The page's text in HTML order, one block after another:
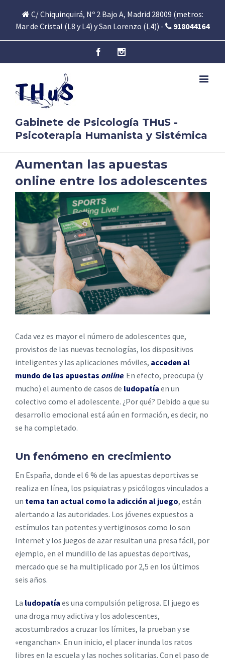
C/ Chiquinquirá, Nº 2 Bajo A, Madrid 28009 (metros:
Mar de Cristal (L8 y L4) y San Lorenzo (L4)) -
918044164
Facebook
Gabinete de Psicología THuS -
Psicoterapia Humanista y Sistémica
Aumentan las apuestas
online entre los adolescentes
View
Larger
Image
Cada vez es mayor el número de adolescentes que,
provistos de las nuevas tecnologías, los dispositivos
inteligentes y las aplicaciones móviles, acceden al
mundo de las apuestas online. En efecto, preocupa (y
mucho) el aumento de casos de ludopatía en un
colectivo como el adolescente. ¿Por qué? Debido a que su
desarrollo emocional está aún en formación, es decir, no
se ha completado.
Un fenómeno en crecimiento
En España, donde el 6 % de las apuestas deportivas se
realiza en línea, los psiquiatras y psicólogos vinculados a
un tema tan actual como la adicción al juego, están
alertando a las autoridades. Los jóvenes expuestos a
estímulos tan potentes y vertiginosos como lo son
Internet y los juegos de azar resultan una presa fácil, por
ejemplo, en el mundillo de las apuestas deportivas,
mercado que se ha multiplicado por 2,5 en los últimos
seis años.
La ludopatía es una compulsión peligrosa. El juego es
una droga muy adictiva y los adolescentes,
acostumbrados a cruzar los límites, la prueban y se
«enganchan». En un inicio, el placer inunda los ratos
libres en la escuela y las noches solitarias. Con el paso de